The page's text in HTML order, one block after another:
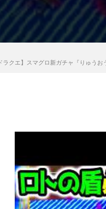
ラクエ】スマグロ新ガチャ『りゅう